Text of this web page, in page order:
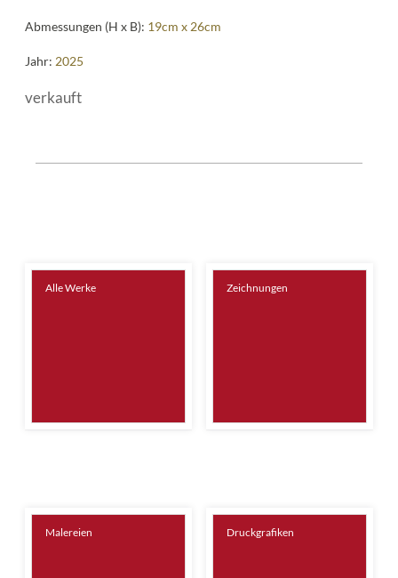
Abmessungen (H x B): 19cm x 26cm
Jahr: 2025
verkauft
Alle Werke Zeichnungen
Malereien Druckgrafiken